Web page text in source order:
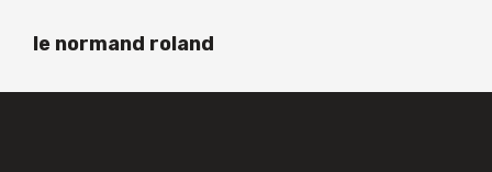
le normand roland